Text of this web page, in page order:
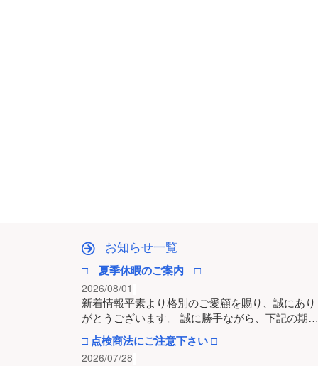
お知らせ一覧
□ 夏季休暇のご案内 □
2026/08/01
新着情報平素より格別のご愛顧を賜り、誠にあり
がとうございます。 誠に勝手ながら、下記の期…
□ 点検商法にご注意下さい □
2026/07/28